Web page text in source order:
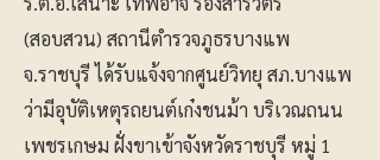
(สอบสวน) สถานีตำรวจภูธรบางแพ
จ.ราชบุรี ได้รับแจ้งจากศูนย์วิทยุ สภ.บางแพ
ว่ามีอุบัติเหตุรถยนต์เก๋งชนม้า บริเวณถนน
เพชรเกษม ฝั่งขาเข้าจังหวัดราชบุรี หมู่ 1